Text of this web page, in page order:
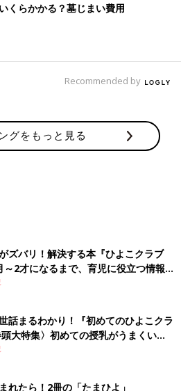
くらかかる？墓じまい費用
Recommended by
グをもっと見る
ズバリ！解決する本『ひよこクラブ
2才になるまで、育児に役立つ情報が
話まるわかり！『初めてのひよこクラ
大特集〉初めての授乳がうまくい
ミルクの基本と夏のトラブル 解決テ
れたら！2冊の「たまひよ」